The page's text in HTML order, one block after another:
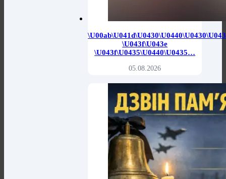
\u043f\u043e
\u043f\u0435\u0440\u0435…
05.08.2026